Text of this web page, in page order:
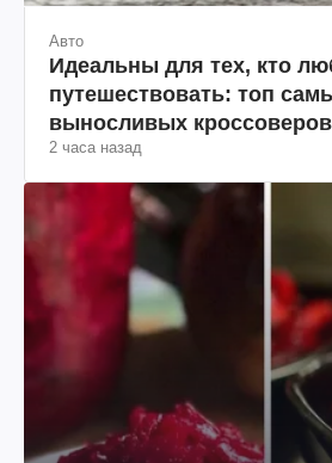
Авто
Идеальны для тех, кто
путешествовать: топ
выносливых кроссоверов
2 часа назад